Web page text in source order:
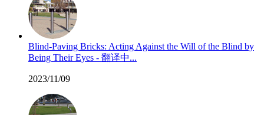
Blind-Paving Bricks: Acting Against the Will of the Blind by
Being Their Eyes - 翻译中...
2023/11/09